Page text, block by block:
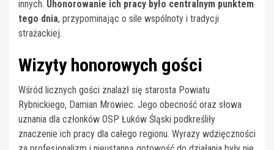
innych. Uhonorowanie ich pracy było centralnym punktem
tego dnia, przypominając o sile wspólnoty i tradycji
strażackiej.
Wizyty honorowych gości
Wśród licznych gości znalazł się starosta Powiatu
Rybnickiego, Damian Mrowiec. Jego obecność oraz słowa
uznania dla członków OSP Łuków Śląski podkreśliły
znaczenie ich pracy dla całego regionu. Wyrazy wdzięczności